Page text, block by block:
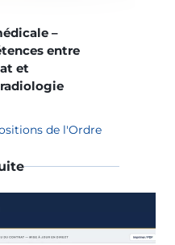
–
entre
et
de l'Ordre